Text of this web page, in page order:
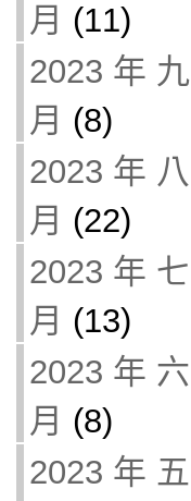
月 (11)
2023 年 九
月 (8)
2023 年 八
月 (22)
2023 年 七
月 (13)
2023 年 六
月 (8)
2023 年 五